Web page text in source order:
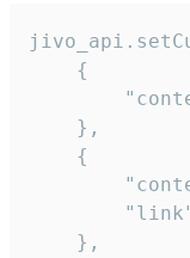
    {
    },
    {
    },